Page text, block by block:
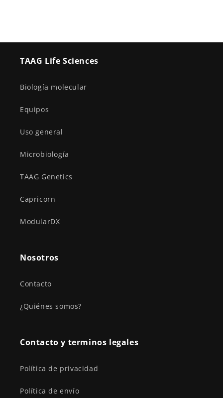
TAAG Life Sciences
Biología molecular
Equipos
Uso general
Microbiología
TAAG Genetics
Capricorn
ModularDX
Nosotros
Contacto
¿Quiénes somos?
Contacto y terminos legales
Política de privacidad
Política de envío